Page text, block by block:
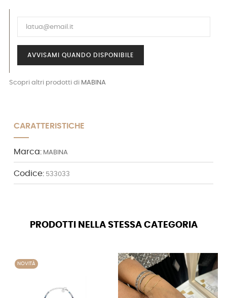
AVVISAMI QUANDO DISPONIBILE
Scopri altri prodotti di MABINA
CARATTERISTICHE
Marca: MABINA
Codice: 533033
PRODOTTI NELLA STESSA CATEGORIA
NOVITÀ